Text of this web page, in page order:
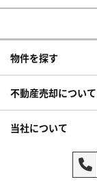
物件を探す
不動産売却について
当社について